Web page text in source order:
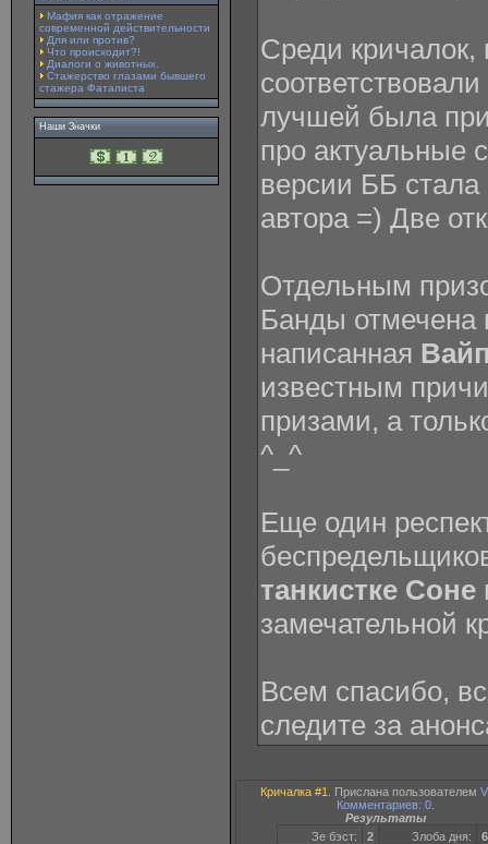
Мафия как отражение
современной действительности
Для или против?
Что происходит?!
Диалоги о животных.
Стажерство глазами бывшего
стажера Фаталиста
Наши Значки
Среди кричалок,
лучшей была
про актуальные
версии ББ
автора =) Две
Отдельным
Банды
написанная
известным
призами, а
^_^
Еще один
танкистке Соне
замечательной
Всем спасибо,
следите за
Кричалка #1 . Прислана пользователем
Комментариев: 0.
Результаты
Зе бэст:
2 Злоба дня:
6